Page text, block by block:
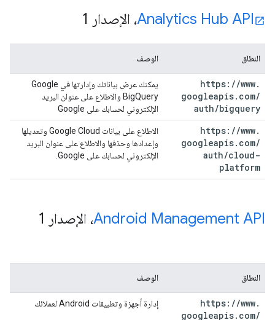
Analytics Hub API، الإصدار 1
النطاق الوصف
https: //www.
googleapis. com/
auth/bigquery
يمكنك عرض بياناتك وإدارتها في Google
BigQuery والاطلاع على عنوان البريد
الإلكتروني لحسابك على Google
https: //www.
googleapis. com/
auth/cloud-
platform
الاطلاع على بيانات Google Cloud وتعديلها
وإعدادها وحذفها والاطلاع على عنوان البريد
الإلكتروني لحسابك على Google.
‫Android Management API، الإصدار 1
النطاق الوصف
https: //www.
googleapis. com/
إدارة أجهزة وتطبيقات Android لعملائك